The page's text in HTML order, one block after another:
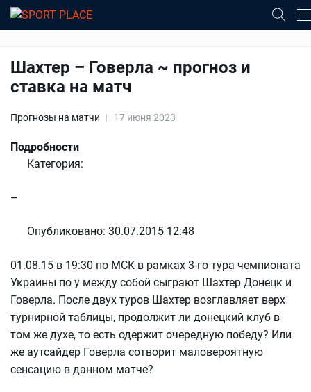
Шахтер – Говерла ~ прогноз и
ставка на матч
Прогнозы на матчи 17 июня 2023
Подробности
Категория:
–
Опубликовано: 30.07.2015 12:48
01.08.15 в 19:30 по МСК в рамках 3-го тура чемпионата
Украины по у между собой сыграют Шахтер Донецк и
Говерла. После двух туров Шахтер возглавляет верх
турнирной таблицы, продолжит ли донецкий клуб в
том же духе, то есть одержит очередную победу? Или
же аутсайдер Говерла сотворит маловероятную
сенсацию в данном матче?